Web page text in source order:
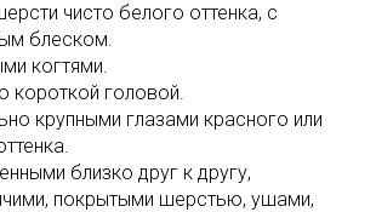
чисто белого оттенка, с
блеском.
когтями.
короткой головой.
крупными глазами красного или
близко друг к другу,
покрытыми шерстью, ушами,